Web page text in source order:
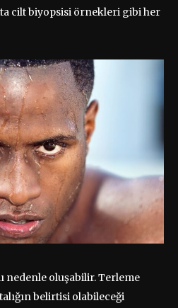
cilt biyopsisi örnekleri gibi her
nedenle oluşabilir. Terleme
belirtisi olabileceği